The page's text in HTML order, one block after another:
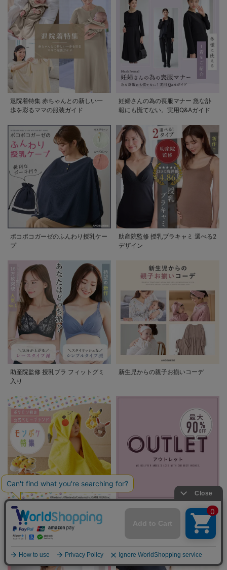
退院着特集 赤ちゃんとの新しい一
歩を彩るママの服装ガイド
妊婦さんの為の喪服マナー 急な訃
報にも慌てない。実用Q&Aガイド
ポコポコガーゼのふんわり授乳ケー
プ
助産院監修 授乳ブラキャミ 選べる2
デザイン
助産院監修 授乳ブラ フィットグミ
入り
新生児からの親子お揃いコーデ
モンポケ特集 アウトレット 最大90%OFF